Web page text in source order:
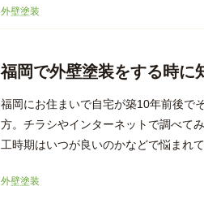
外壁塗装
福岡で外壁塗装をする時に
福岡にお住まいで自宅が築10年前後で
方。チラシやインターネットで調べて
工時期はいつが良いのかなどで悩まれ
外壁塗装